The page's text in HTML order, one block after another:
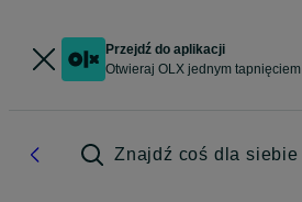
Przejdź do aplikacji
Otwieraj OLX jednym tapnięciem
Znajdź coś dla siebie